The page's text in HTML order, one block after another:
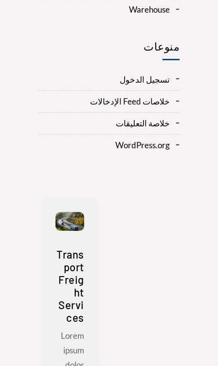
Warehouse
منوعات
تسجيل الدخول
خلاصات Feed الإدخالات
خلاصة التعليقات
WordPress.org
Trans
port
Freig
ht
Servi
ces
Lorem
ipsum